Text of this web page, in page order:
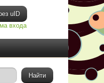
uID
входа